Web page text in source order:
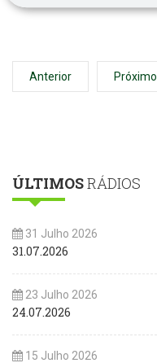
Anterior Próximo
ÚLTIMOSRÁDIOS
31 Julho 2026
31.07.2026
23 Julho 2026
24.07.2026
15 Julho 2026